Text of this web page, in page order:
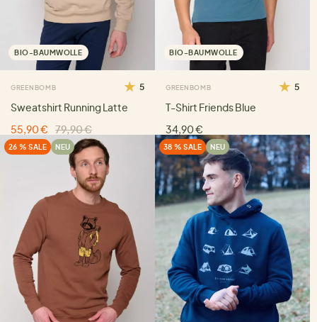
BIO-BAUMWOLLE
GREENBOMB 5
Sweatshirt Running Latte
55,90 €
79,90 €
BIO-BAUMWOLLE
GREENBOMB 5
T-Shirt Friends Blue
34,90 €
26 % SALE NEU 38 % SALE NEU